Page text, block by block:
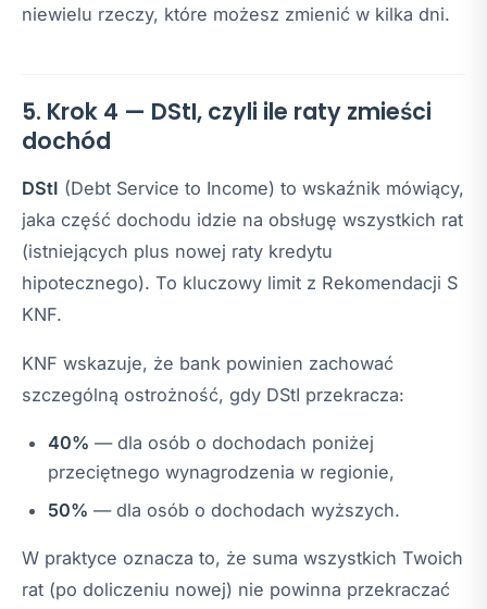
niewielu rzeczy, które możesz zmienić w kilka dni.
5. Krok 4 — DStI, czyli ile raty zmieści
dochód
DStI (Debt Service to Income) to wskaźnik mówiący,
jaka część dochodu idzie na obsługę wszystkich rat
(istniejących plus nowej raty kredytu
hipotecznego). To kluczowy limit z Rekomendacji S
KNF.
KNF wskazuje, że bank powinien zachować
szczególną ostrożność, gdy DStI przekracza:
40% — dla osób o dochodach poniżej
przeciętnego wynagrodzenia w regionie,
50% — dla osób o dochodach wyższych.
W praktyce oznacza to, że suma wszystkich Twoich
rat (po doliczeniu nowej) nie powinna przekraczać